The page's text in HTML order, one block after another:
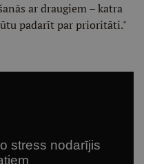
ar draugiem – katra
padarīt par prioritāti."